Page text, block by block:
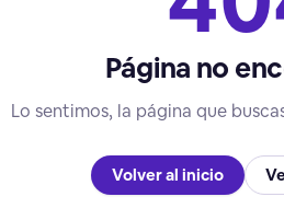
Página no
Lo sentimos, la página que
Volver al inicio